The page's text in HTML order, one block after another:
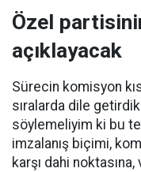
Özel
açıklayacak
Sürecin komisyon
sıralarda dile
söylemeliyim ki bu
imzalanış biçimi,
karşı dahi